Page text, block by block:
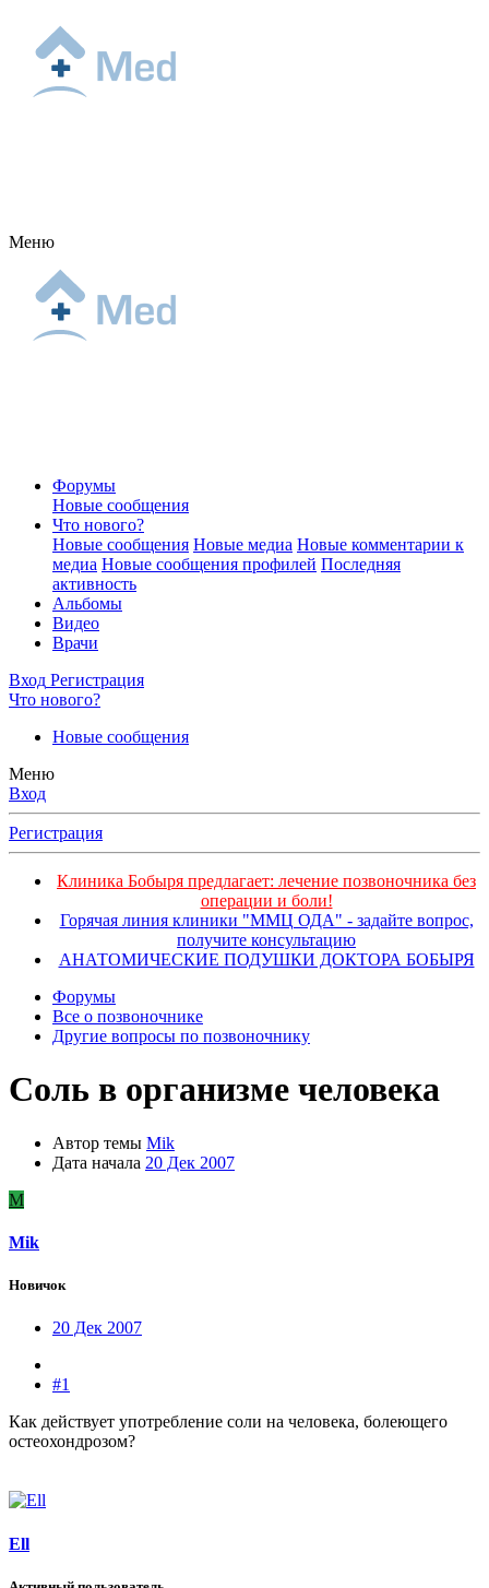
Меню
Форумы
Новые сообщения
Что нового?
Новые сообщения Новые медиа Новые комментарии к
медиа Новые сообщения профилей Последняя
активность
Альбомы
Видео
Врачи
Вход Регистрация
Что нового?
Новые сообщения
Меню
Вход
Регистрация
Клиника Бобыря предлагает: лечение позвоночника без
операции и боли!
Горячая линия клиники "ММЦ ОДА" - задайте вопрос,
получите консультацию
АНАТОМИЧЕСКИЕ ПОДУШКИ ДОКТОРА БОБЫРЯ
Форумы
Все о позвоночнике
Другие вопросы по позвоночнику
Соль в организме человека
Автор темы Mik
Дата начала 20 Дек 2007
M
Mik
Новичок
20 Дек 2007
#1
Как действует употребление соли на человека, болеющего
остеохондрозом?
Ell